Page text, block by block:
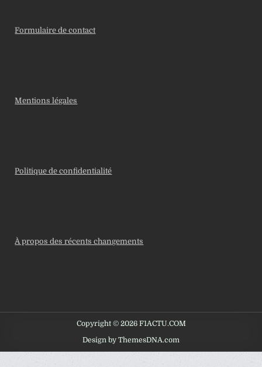
Formulaire de contact
Mentions légales
Politique de confidentialité
À propos des récents changements
Copyright © 2026 F1ACTU.COM
Design by ThemesDNA.com